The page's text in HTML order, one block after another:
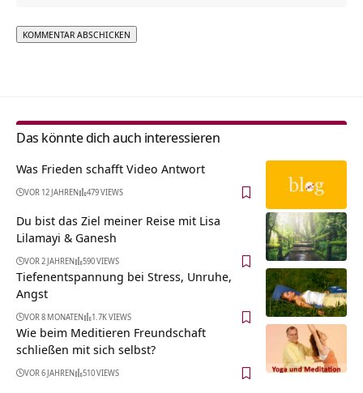
Das könnte dich auch interessieren
Was Frieden schafft Video Antwort
VOR 12 JAHREN 479 VIEWS
Du bist das Ziel meiner Reise mit Lisa
Lilamayi & Ganesh
VOR 2 JAHREN 590 VIEWS
Tiefenentspannung bei Stress, Unruhe,
Angst
VOR 8 MONATEN 1.7K VIEWS
Wie beim Meditieren Freundschaft
schließen mit sich selbst?
VOR 6 JAHREN 510 VIEWS